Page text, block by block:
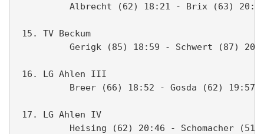
Albrecht (62) 18:21 - Brix (63)
15. TV Beckum
Gerigk (85) 18:59 - Schwert (87)
16. LG Ahlen III
Breer (66) 18:52 - Gosda (62) 19:57
17. LG Ahlen IV
Heising (62) 20:46 - Schomacher